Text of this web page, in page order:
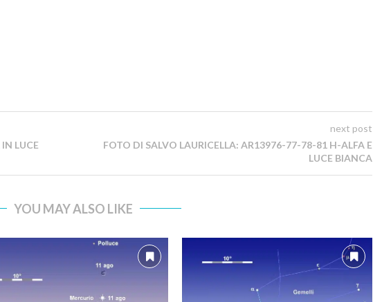
LUCE
next post
FOTO DI SALVO LAURICELLA: AR13976-77-78-81 H-ALFA E
LUCE BIANCA
YOU MAY ALSO LIKE